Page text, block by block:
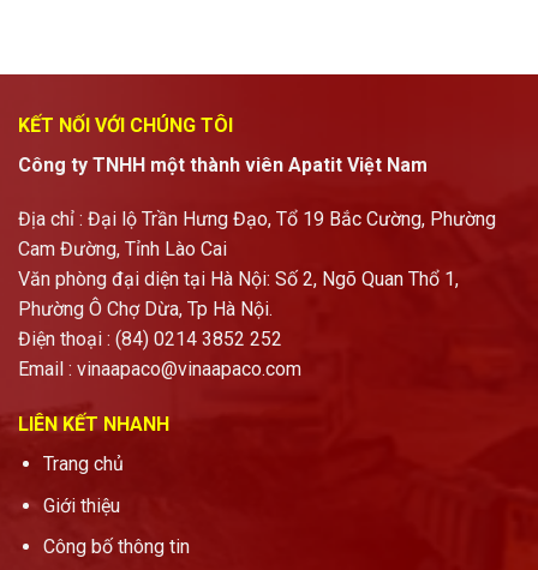
KẾT NỐI VỚI CHÚNG TÔI
Công ty TNHH một thành viên Apatit Việt Nam
Địa chỉ : Đại lộ Trần Hưng Đạo, Tổ 19 Bắc Cường, Phường
Cam Đường, Tỉnh Lào Cai
Văn phòng đại diện tại Hà Nội: Số 2, Ngõ Quan Thổ 1,
Phường Ô Chợ Dừa, Tp Hà Nội.
Điện thoại : (84) 0214 3852 252
Email : vinaapaco@vinaapaco.com
LIÊN KẾT NHANH
Trang chủ
Giới thiệu
Công bố thông tin